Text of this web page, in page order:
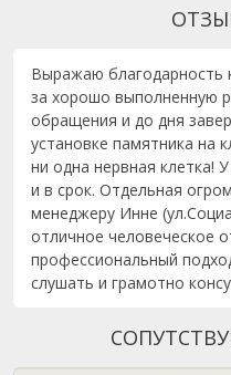
Выражаю благодарность
за хорошо выполненную
обращения и до дня
установке памятника на
ни одна нервная клетка!
и в срок. Отдельная
менеджеру Инне
отличное человеческое
профессиональный
слушать и грамотно